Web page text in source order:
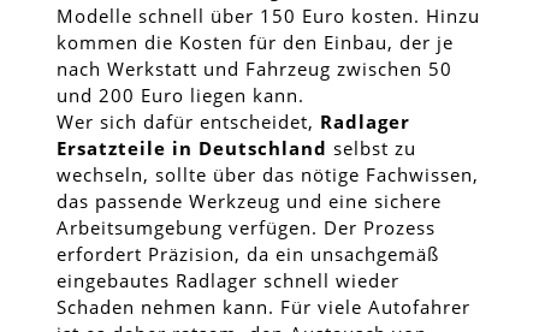
Modelle schnell über 150 Euro kosten. Hinzu
kommen die Kosten für den Einbau, der je
nach Werkstatt und Fahrzeug zwischen 50
und 200 Euro liegen kann.
Wer sich dafür entscheidet, Radlager
Ersatzteile in Deutschland selbst zu
wechseln, sollte über das nötige Fachwissen,
das passende Werkzeug und eine sichere
Arbeitsumgebung verfügen. Der Prozess
erfordert Präzision, da ein unsachgemäß
eingebautes Radlager schnell wieder
Schaden nehmen kann. Für viele Autofahrer